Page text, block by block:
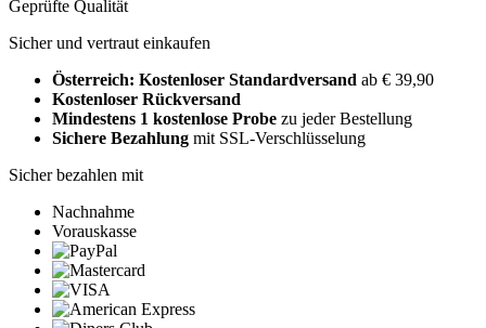
Geprüfte Qualität
Sicher und vertraut einkaufen
Österreich: Kostenloser Standardversand ab € 39,90
Kostenloser Rückversand
Mindestens 1 kostenlose Probe zu jeder Bestellung
Sichere Bezahlung mit SSL-Verschlüsselung
Sicher bezahlen mit
Nachnahme
Vorauskasse